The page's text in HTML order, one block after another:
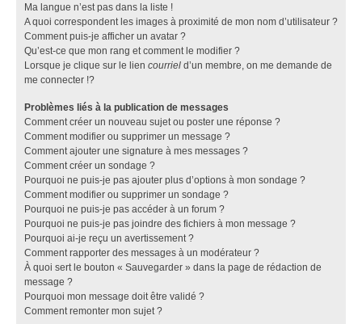
Ma langue n’est pas dans la liste !
A quoi correspondent les images à proximité de mon nom d’utilisateur ?
Comment puis-je afficher un avatar ?
Qu’est-ce que mon rang et comment le modifier ?
Lorsque je clique sur le lien courriel d’un membre, on me demande de
me connecter !?
Problèmes liés à la publication de messages
Comment créer un nouveau sujet ou poster une réponse ?
Comment modifier ou supprimer un message ?
Comment ajouter une signature à mes messages ?
Comment créer un sondage ?
Pourquoi ne puis-je pas ajouter plus d’options à mon sondage ?
Comment modifier ou supprimer un sondage ?
Pourquoi ne puis-je pas accéder à un forum ?
Pourquoi ne puis-je pas joindre des fichiers à mon message ?
Pourquoi ai-je reçu un avertissement ?
Comment rapporter des messages à un modérateur ?
À quoi sert le bouton « Sauvegarder » dans la page de rédaction de
message ?
Pourquoi mon message doit être validé ?
Comment remonter mon sujet ?